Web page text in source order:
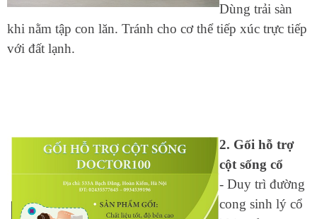
Dùng trải sàn
khi nằm tập con lăn. Tránh cho cơ thể tiếp xúc trực tiếp
với đất lạnh.
2. Gối hỗ trợ
cột sống cổ
- Duy trì đường
cong sinh lý cổ